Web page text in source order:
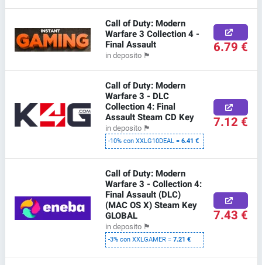
Call of Duty: Modern
Warfare 3 Collection 4 -
Final Assault
in deposito 🏴 6.79 €
Call of Duty: Modern
Warfare 3 - DLC
Collection 4: Final
Assault Steam CD Key
in deposito 🏴
-10% con XXLG10DEAL =6.41 €
7.12 €
Call of Duty: Modern
Warfare 3 - Collection 4:
Final Assault (DLC)
(MAC OS X) Steam Key
GLOBAL
in deposito 🏴
-3% con XXLGAMER =7.21 €
7.43 €